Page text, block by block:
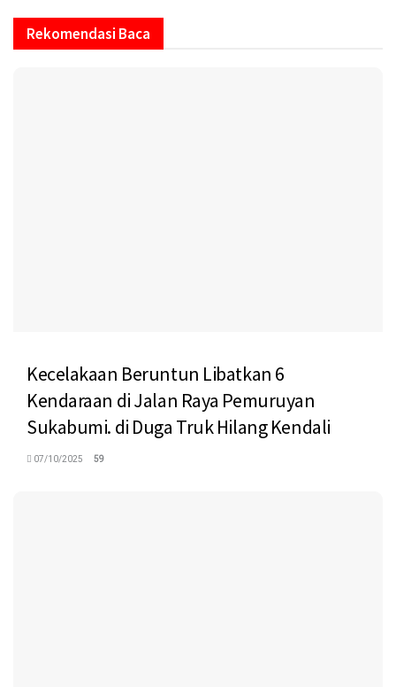
Rekomendasi Baca
Kecelakaan Beruntun Libatkan 6
Kendaraan di Jalan Raya Pemuruyan
Sukabumi. di Duga Truk Hilang Kendali
07/10/2025 59